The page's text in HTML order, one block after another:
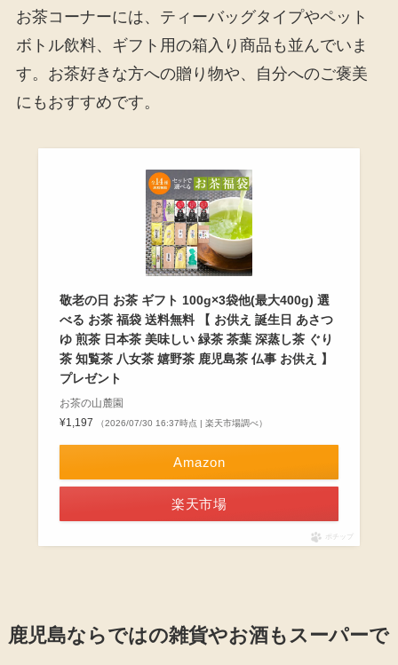
お茶コーナーには、ティーバッグタイプやペット
ボトル飲料、ギフト用の箱入り商品も並んでいま
す。お茶好きな方への贈り物や、自分へのご褒美
にもおすすめです。
敬老の日 お茶 ギフト 100g×3袋他(最大400g) 選
べる お茶 福袋 送料無料 【 お供え 誕生日 あさつ
ゆ 煎茶 日本茶 美味しい 緑茶 茶葉 深蒸し茶 ぐり
茶 知覧茶 八女茶 嬉野茶 鹿児島茶 仏事 お供え 】
プレゼント
お茶の山麓園
¥1,197
（2026/07/30 16:37時点 | 楽天市場調べ）
Amazon
楽天市場
ポチップ
鹿児島ならではの雑貨やお酒もスーパーで